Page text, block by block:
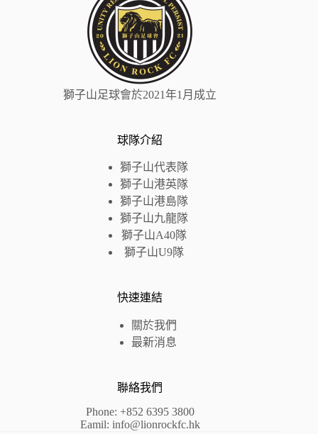
獅子山足球會於2021年1月成立
球隊介紹
獅子山代表隊
獅子山港英隊
獅子山港島隊
獅子山九龍隊
獅子山A40隊
獅子山U9隊
快速連結
關於我們
最新消息
聯絡我們
Phone: +852 6395 3800
Eamil: info@lionrockfc.hk